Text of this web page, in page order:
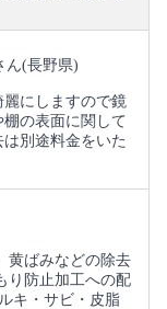
ん(長野県)
にしますので鏡
の表面に関して
別途料金をいた
黄ばみなどの除去
防止加工への配
キ・サビ・皮脂